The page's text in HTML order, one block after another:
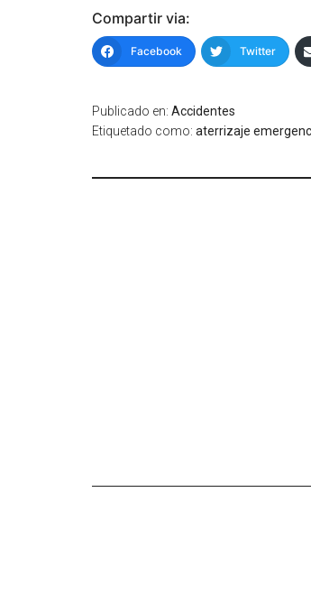
Compartir via:
Facebook Twitter
Publicado en: Accidentes
Etiquetado como: aterrizaje